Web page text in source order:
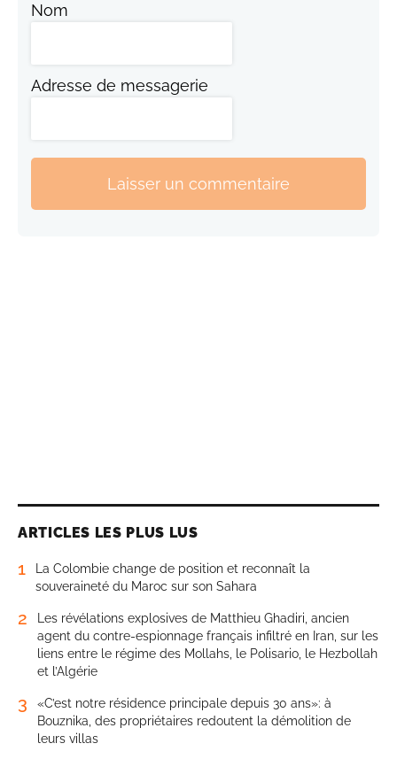
Nom
Adresse de messagerie
Laisser un commentaire
ARTICLES LES PLUS LUS
1
La Colombie change de position et reconnaît la
souveraineté du Maroc sur son Sahara
2
Les révélations explosives de Matthieu Ghadiri, ancien
agent du contre-espionnage français infiltré en Iran, sur les
liens entre le régime des Mollahs, le Polisario, le Hezbollah
et l’Algérie
3
«C’est notre résidence principale depuis 30 ans»: à
Bouznika, des propriétaires redoutent la démolition de
leurs villas